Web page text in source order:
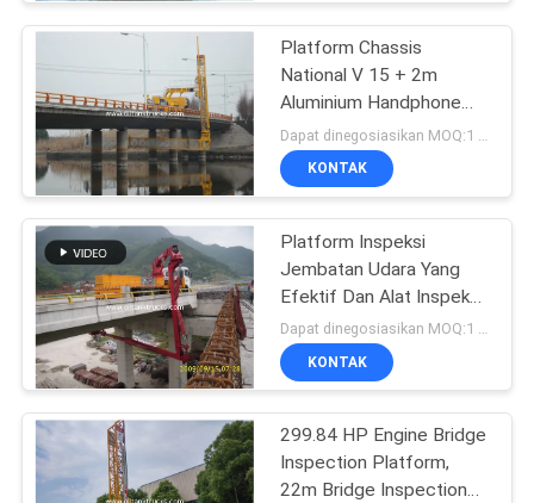
Platform Chassis
National V 15 + 2m
Aluminium Handphone
untuk Jembatan
KONTAK
Platform Inspeksi
Jembatan Udara Yang
Efektif Dan Alat Inspeksi
Jembatan
Dapat dinegosiasikan MOQ:1 Set
KONTAK
299.84 HP Engine Bridge
Inspection Platform,
22m Bridge Inspection